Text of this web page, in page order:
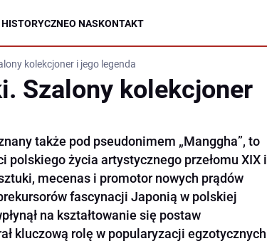
O NASKONTAKT
kolekcjoner i jego legenda
Szalony kolekcjoner
także pod pseudonimem „Manggha”, to
polskiego życia artystycznego przełomu XIX i
mecenas i promotor nowych prądów
fascynacji Japonią w polskiej
na kształtowanie się postaw
kluczową rolę w popularyzacji egzotycznych